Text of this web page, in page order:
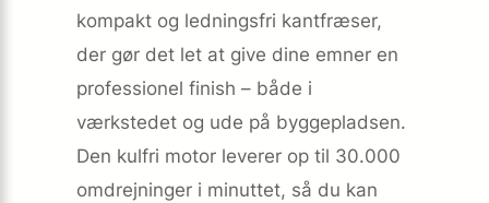
kompakt og ledningsfri kantfræser,
der gør det let at give dine emner en
professionel finish – både i
værkstedet og ude på byggepladsen.
Den kulfri motor leverer op til 30.000
omdrejninger i minuttet, så du kan